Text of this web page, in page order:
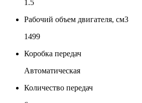
1.5
Рабочий объем двигателя, см3
1499
Коробка передач
Автоматическая
Количество передач